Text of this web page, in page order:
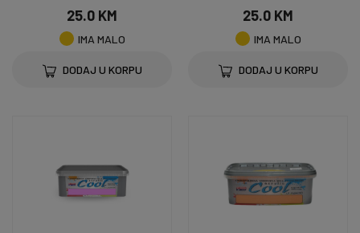
25.0 KM
IMA MALO
DODAJ U KORPU
25.0 KM
IMA MALO
DODAJ U KORPU